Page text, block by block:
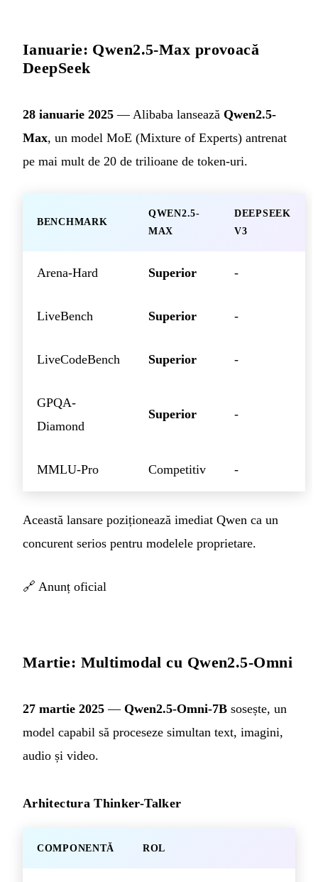
Ianuarie: Qwen2.5-Max provoacă
DeepSeek
28 ianuarie 2025 — Alibaba lansează Qwen2.5-
Max, un model MoE (Mixture of Experts) antrenat
pe mai mult de 20 de trilioane de token-uri.
BENCHMARK
QWEN2.5-
MAX
DEEPSEEK
V3
Arena-Hard Superior -
LiveBench Superior -
LiveCodeBench Superior -
GPQA-
Diamond
Superior -
MMLU-Pro Competitiv -
Această lansare poziționează imediat Qwen ca un
concurent serios pentru modelele proprietare.
🔗 Anunț oficial
Martie: Multimodal cu Qwen2.5-Omni
27 martie 2025 — Qwen2.5-Omni-7B sosește, un
model capabil să proceseze simultan text, imagini,
audio și video.
Arhitectura Thinker-Talker
COMPONENTĂ ROL